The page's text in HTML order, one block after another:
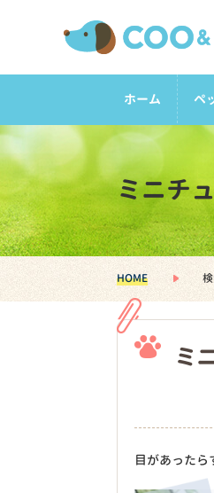
ホーム ペ
ミニチ
HOME
ミ
目があった